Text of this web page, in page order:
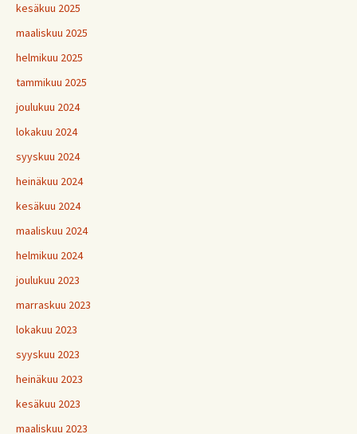
kesäkuu 2025
maaliskuu 2025
helmikuu 2025
tammikuu 2025
joulukuu 2024
lokakuu 2024
syyskuu 2024
heinäkuu 2024
kesäkuu 2024
maaliskuu 2024
helmikuu 2024
joulukuu 2023
marraskuu 2023
lokakuu 2023
syyskuu 2023
heinäkuu 2023
kesäkuu 2023
maaliskuu 2023